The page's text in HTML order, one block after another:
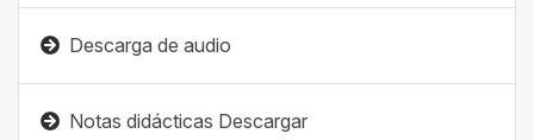
Descarga de audio
Notas didácticas Descargar